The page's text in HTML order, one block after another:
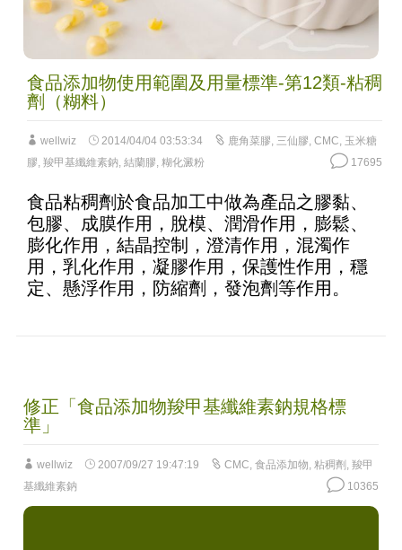
食品添加物使用範圍及用量標準-第12類-粘稠
劑（糊料）
wellwiz 2014/04/04 03:53:34 鹿角菜膠, 三仙膠, CMC, 玉米糖
膠, 羧甲基纖維素鈉, 結蘭膠, 糊化澱粉 17695
食品粘稠劑於食品加工中做為產品之膠黏、
包膠、成膜作用，脫模、潤滑作用，膨鬆、
膨化作用，結晶控制，澄清作用，混濁作
用，乳化作用，凝膠作用，保護性作用，穩
定、懸浮作用，防縮劑，發泡劑等作用。
修正「食品添加物羧甲基纖維素鈉規格標
準」
wellwiz 2007/09/27 19:47:19 CMC, 食品添加物, 粘稠劑 , 羧甲
基纖維素鈉
10365